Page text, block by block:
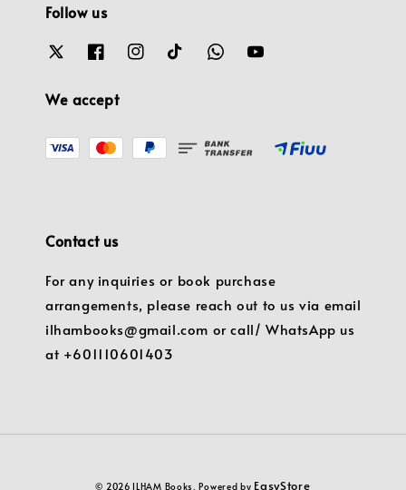
Follow us
We accept
Contact us
For any inquiries or book purchase
arrangements, please reach out to us via email
ilhambooks@gmail.com or call/ WhatsApp us
at +601110601403
© 2026 ILHAM Books. Powered by EasyStore